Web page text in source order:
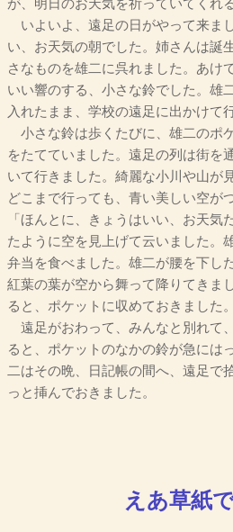
が、明日のお天気を祈っていてくれ
いよいよ、遠足の日がやって来ま
い、お天気の朝でした。姉さんは誕
さなものを雄二に呉れました。あけ
いい響のする、小さな鈴でした。雄
入れたまま、学校の遠足に出かけて
小さな鈴は歩くたびに、雄二のポ
をたてていました。遠足の列は街を
いて行きました。綺麗な小川や山が
どこまで行っても、青い美しい空が
「ほんとに、きょうはいい、お天気
たように空を見上げて云いました。
弁当を食べました。雄二が腰を下し
紅葉の葉が空から舞って降りてきま
ると、ポケットに収めておきました。
遠足がおわって、みんなと別れて
ると、ポケットのなかの鈴が急には
二はその晩、日記帳の間へ、遠足で
っと挿んでおきました。
えあ草紙